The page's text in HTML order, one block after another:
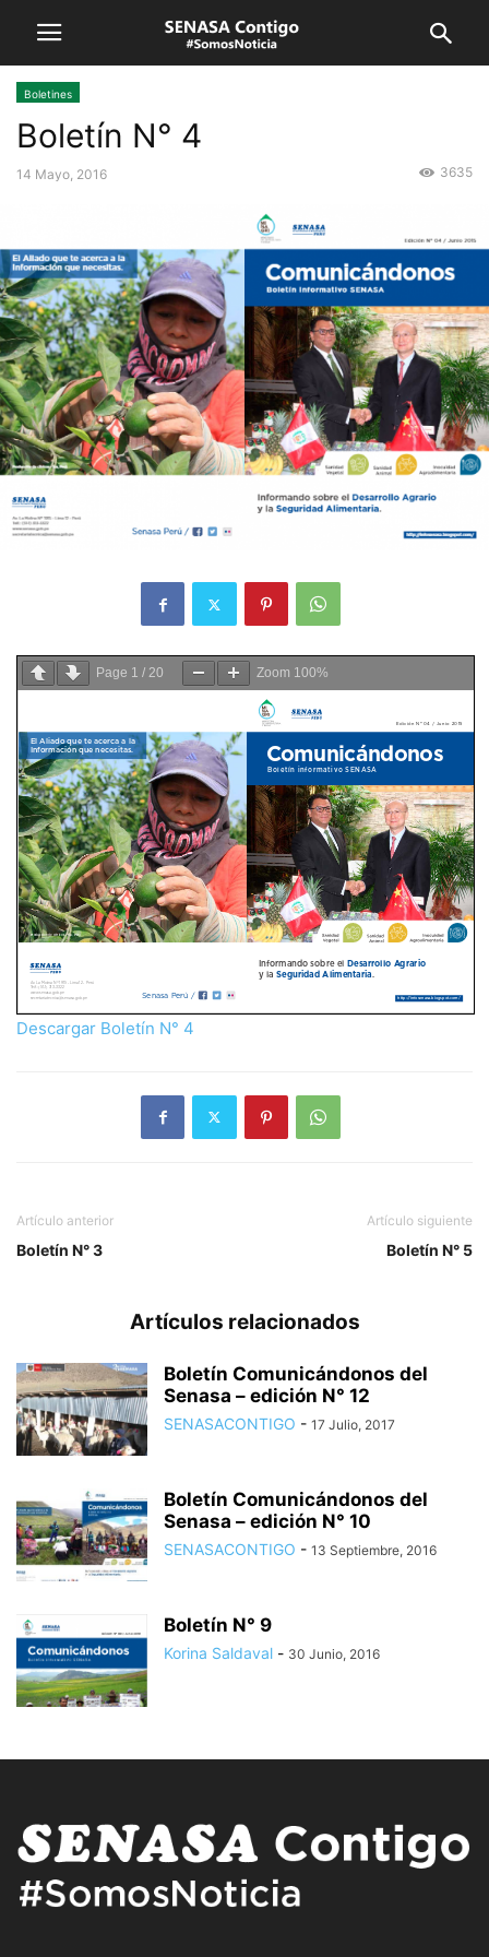
Boletines
Boletín N° 4
14 Mayo, 2016 3635
Page 1 / 20 Zoom 100%
Descargar Boletín N° 4
Artículo anterior
Boletín N° 3
Artículo siguiente
Boletín N° 5
Artículos relacionados
Boletín Comunicándonos del
Senasa – edición N° 12
SENASACONTIGO - 17 Julio, 2017
Boletín Comunicándonos del
Senasa – edición N° 10
SENASACONTIGO - 13 Septiembre, 2016
Boletín N° 9
Korina Saldaval - 30 Junio, 2016